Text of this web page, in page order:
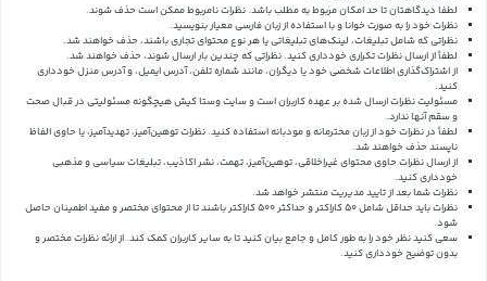
لطفا دیدگاهتان تا حد امکان مربوط به مطلب باشد. نظرات نامربوط ممکن است حذف شوند.
نظرات خود را به صورت خوانا و با استفاده از زبان فارسی معیار بنویسید.
نظراتی که شامل تبلیغات، لینک‌های تبلیغاتی یا هر نوع محتوای تجاری باشند، حذف خواهند شد.
لطفاً از ارسال نظرات تکراری خودداری کنید. نظراتی که چندین بار ارسال شوند، حذف خواهند شد.
از اشتراک‌گذاری اطلاعات شخصی خود یا دیگران، مانند شماره تلفن، آدرس ایمیل، و آدرس منزل خودداری
کنید.
مسئولیت نظرات ارسال شده بر عهده کاربران است و سایت وستا کیش هیچگونه مسئولیتی در قبال صحت
و سقم آنها ندارد.
لطفاً در نظرات خود از زبان محترمانه و مودبانه استفاده کنید. نظرات توهین‌آمیز، تهدیدآمیز، یا حاوی الفاظ
ناپسند حذف خواهند شد.
از ارسال نظرات حاوی محتوای غیراخلاقی، توهین‌آمیز، تهمت، نشر اکاذیب، تبلیغات سیاسی و مذهبی
خودداری کنید.
نظرات شما بعد از تایید مدیریت منتشر خواهد شد.
نظرات باید حداقل شامل 50 کاراکتر و حداکثر 500 کاراکتر باشند تا از محتوای مختصر و مفید اطمینان حاصل
شود.
سعی کنید نظر خود را به طور کامل و جامع بیان کنید تا به سایر کاربران کمک کند.از ارائه نظرات مختصر و
بدون توضیح خودداری کنید.